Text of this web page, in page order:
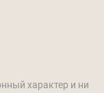
характер и ни